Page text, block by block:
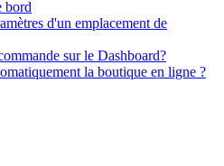
bord
d'un emplacement de
sur le Dashboard?
la boutique en ligne ?